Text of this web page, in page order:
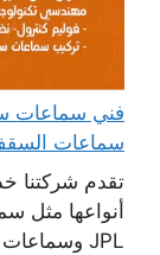
سماعات
تقدم شركتنا
أنواعها